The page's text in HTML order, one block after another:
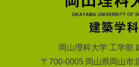
岡山理科大学 工学部
〒700-0005 岡山県岡山市